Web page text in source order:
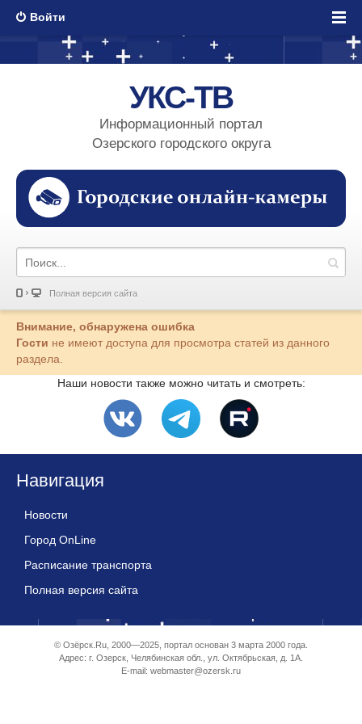
Войти
УКС-ТВ
Информационный портал
Озерского городского округа
Полная версия сайта
Внимание, обнаружена ошибка
Гости не имеют доступа для просмотра статей из данного
раздела.
Наши новости также можно читать и смотреть:
Навигация
Новости
Город OnLine
Расписание транспорта
Полная версия сайта
© Озёрск.Ru, 2000—2025, портал основан 3 марта 2000 года.
Адрес: г. Озерск, Челябинская обл., ул. Октябрьская, д. 1А.
E-mail: webmaster@ozersk.ru